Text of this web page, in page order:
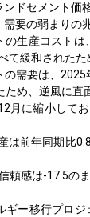
ンドセメント価
要の弱まりの
の生産コスト
て緩和されたた
の需要は、
め、逆風に直
月に縮小して
は前年同期比
頼感は-17.5の
ギー移行プロ